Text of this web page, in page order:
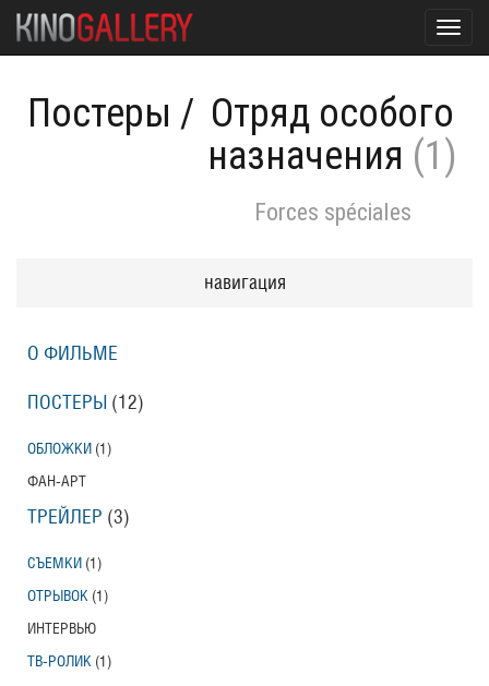
Постеры / Отряд особого
назначения (1)
Forces spéciales
навигация
О ФИЛЬМЕ
ПОСТЕРЫ (12)
ОБЛОЖКИ (1)
ФАН-АРТ
ТРЕЙЛЕР (3)
СЪЕМКИ (1)
ОТРЫВОК (1)
ИНТЕРВЬЮ
ТВ-РОЛИК (1)